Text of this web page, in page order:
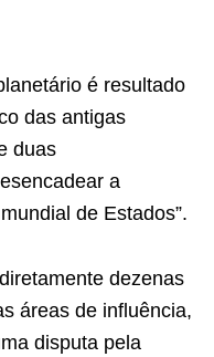
é resultado
das antigas
duas
a
de Estados”.
dezenas
áreas de influência,
disputa pela